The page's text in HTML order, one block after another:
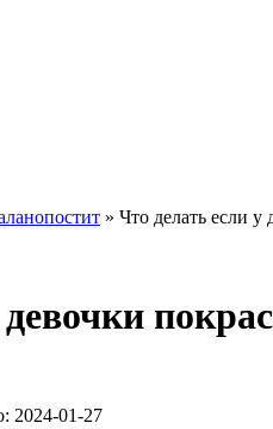
» Что делать если
2024-01-27